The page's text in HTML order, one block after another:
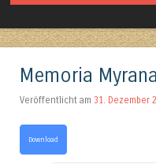
Memoria
Veröffentlicht am 31. Dezember
Download